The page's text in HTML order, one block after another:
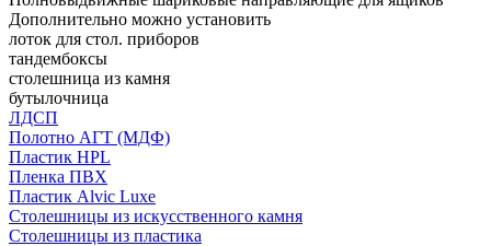
Дополнительно можно установить
лоток для стол. приборов
тандембоксы
столешница из камня
бутылочница
ЛДСП
Полотно АГТ (МДФ)
Пластик HPL
Пленка ПВХ
Пластик Alvic Luxe
Столешницы из искусственного камня
Столешницы из пластика